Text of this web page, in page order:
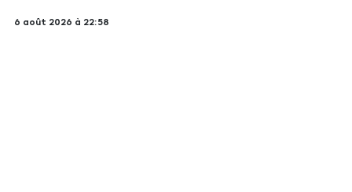
6 août 2026 à 22:58